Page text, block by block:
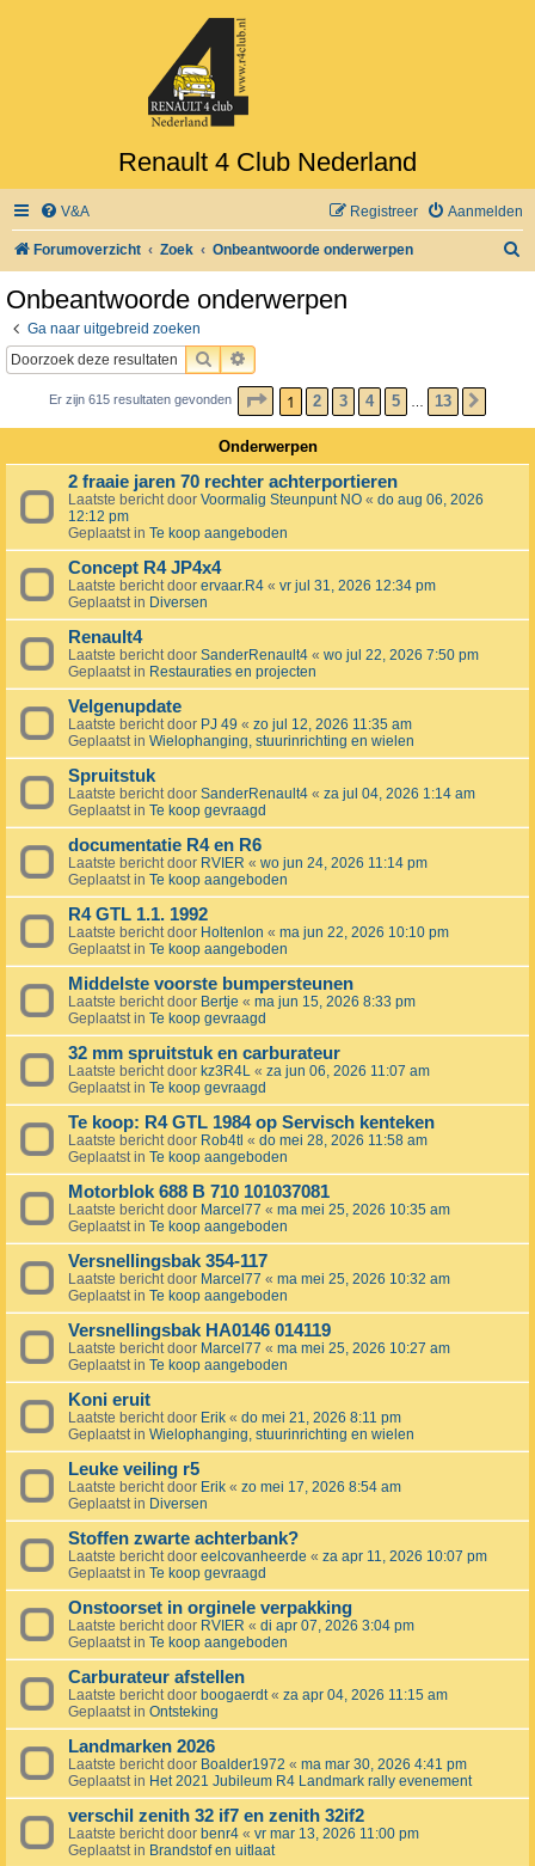
Renault 4 Club Nederland
V&A Aanmelden
Registreer
Forumoverzicht Zoek Onbeantwoorde onderwerpen
Onbeantwoorde onderwerpen
Ga naar uitgebreid zoeken
ZOEKUITGEBREID ZOEKEN
Er zijn 615 resultaten gevonden PAGINA VAN 13
1 2 3 4 5 13
Onderwerpen
2 fraaie jaren 70 rechter achterportieren
Laatste bericht door Voormalig Steunpunt NO « do aug 06, 2026
12:12 pm
Geplaatst in Te koop aangeboden
Concept R4 JP4x4
Laatste bericht door ervaar.R4 « vr jul 31, 2026 12:34 pm
Geplaatst in Diversen
Renault4
Laatste bericht door SanderRenault4 « wo jul 22, 2026 7:50 pm
Geplaatst in Restauraties en projecten
Velgenupdate
Laatste bericht door PJ 49 « zo jul 12, 2026 11:35 am
Geplaatst in Wielophanging, stuurinrichting en wielen
Spruitstuk
Laatste bericht door SanderRenault4 « za jul 04, 2026 1:14 am
Geplaatst in Te koop gevraagd
documentatie R4 en R6
Laatste bericht door RVIER « wo jun 24, 2026 11:14 pm
Geplaatst in Te koop aangeboden
R4 GTL 1.1. 1992
Laatste bericht door Holtenlon « ma jun 22, 2026 10:10 pm
Geplaatst in Te koop aangeboden
Middelste voorste bumpersteunen
Laatste bericht door Bertje « ma jun 15, 2026 8:33 pm
Geplaatst in Te koop gevraagd
32 mm spruitstuk en carburateur
Laatste bericht door kz3R4L « za jun 06, 2026 11:07 am
Geplaatst in Te koop gevraagd
Te koop: R4 GTL 1984 op Servisch kenteken
Laatste bericht door Rob4tl « do mei 28, 2026 11:58 am
Geplaatst in Te koop aangeboden
Motorblok 688 B 710 101037081
Laatste bericht door Marcel77 « ma mei 25, 2026 10:35 am
Geplaatst in Te koop aangeboden
Versnellingsbak 354-117
Laatste bericht door Marcel77 « ma mei 25, 2026 10:32 am
Geplaatst in Te koop aangeboden
Versnellingsbak HA0146 014119
Laatste bericht door Marcel77 « ma mei 25, 2026 10:27 am
Geplaatst in Te koop aangeboden
Koni eruit
Laatste bericht door Erik « do mei 21, 2026 8:11 pm
Geplaatst in Wielophanging, stuurinrichting en wielen
Leuke veiling r5
Laatste bericht door Erik « zo mei 17, 2026 8:54 am
Geplaatst in Diversen
Stoffen zwarte achterbank?
Laatste bericht door eelcovanheerde « za apr 11, 2026 10:07 pm
Geplaatst in Te koop gevraagd
Onstoorset in orginele verpakking
Laatste bericht door RVIER « di apr 07, 2026 3:04 pm
Geplaatst in Te koop aangeboden
Carburateur afstellen
Laatste bericht door boogaerdt« za apr 04, 2026 11:15 am
Geplaatst in Ontsteking
Landmarken 2026
Laatste bericht door Boalder1972 « ma mar 30, 2026 4:41 pm
Geplaatst in Het 2021 Jubileum R4 Landmark rally evenement
verschil zenith 32 if7 en zenith 32if2
Laatste bericht door benr4 « vr mar 13, 2026 11:00 pm
Geplaatst in Brandstof en uitlaat